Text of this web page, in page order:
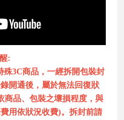
:
3C商品，一經拆開包裝封
開通後，屬於無法回復狀
商品、包裝之壞損程度，與
用依狀況收費)。拆封前請